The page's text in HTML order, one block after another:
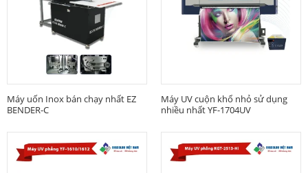
Máy uốn Inox bán chạy nhất EZ
BENDER-C
Máy UV cuộn khổ nhỏ sử dụng
nhiều nhất YF-1704UV